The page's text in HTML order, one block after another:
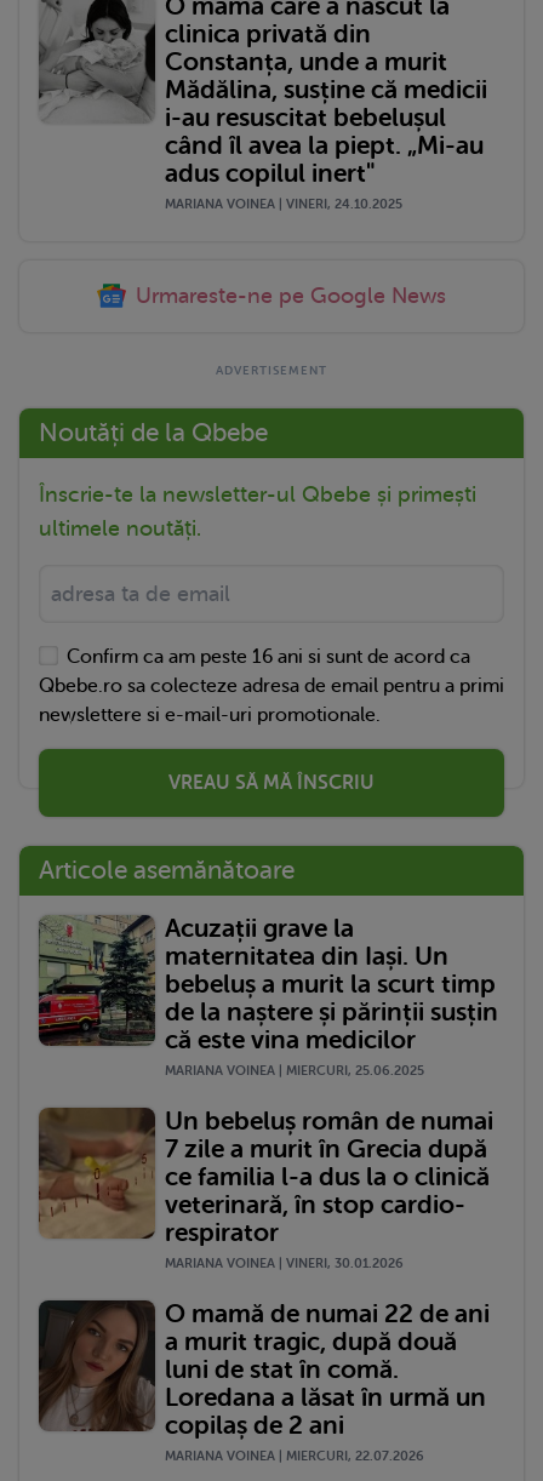
clinica privată din
Constanța, unde a murit
Mădălina, susține că medicii
i-au resuscitat bebelușul
când îl avea la piept. „Mi-au
adus copilul inert"
MARIANA VOINEA | VINERI, 24.10.2025
Urmareste-ne pe Google News
Noutăți de la Qbebe
Înscrie-te la newsletter-ul Qbebe și primești
ultimele noutăți.
Confirm ca am peste 16 ani si sunt de acord ca
Qbebe.ro sa colecteze adresa de email pentru a primi
newslettere si e-mail-uri promotionale.
VREAU SĂ MĂ ÎNSCRIU
Articole asemănătoare
Acuzații grave la
maternitatea din Iași. Un
bebeluș a murit la scurt timp
de la naștere și părinții susțin
că este vina medicilor
MARIANA VOINEA | MIERCURI, 25.06.2025
Un bebeluș român de numai
7 zile a murit în Grecia după
ce familia l-a dus la o clinică
veterinară, în stop cardio-
respirator
MARIANA VOINEA | VINERI, 30.01.2026
O mamă de numai 22 de ani
a murit tragic, după două
luni de stat în comă.
Loredana a lăsat în urmă un
copilaș de 2 ani
MARIANA VOINEA | MIERCURI, 22.07.2026